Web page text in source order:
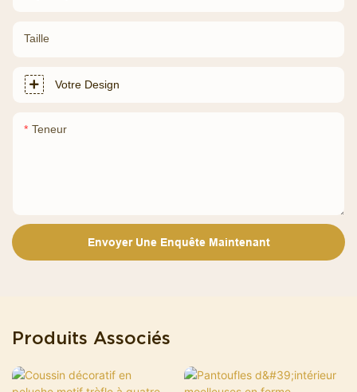
Taille
Votre Design
Teneur
Envoyer Une Enquête Maintenant
Produits Associés